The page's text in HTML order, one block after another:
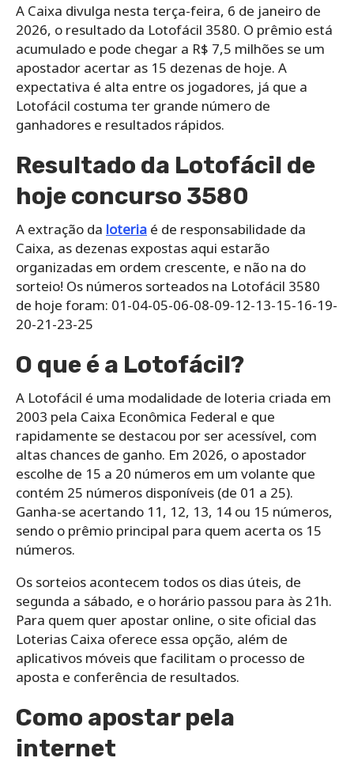
A Caixa divulga nesta terça-feira, 6 de janeiro de
2026, o resultado da Lotofácil 3580. O prêmio está
acumulado e pode chegar a R$ 7,5 milhões se um
apostador acertar as 15 dezenas de hoje. A
expectativa é alta entre os jogadores, já que a
Lotofácil costuma ter grande número de
ganhadores e resultados rápidos.
Resultado da Lotofácil de
hoje concurso 3580
A extração da loteria é de responsabilidade da
Caixa, as dezenas expostas aqui estarão
organizadas em ordem crescente, e não na do
sorteio! Os números sorteados na Lotofácil 3580
de hoje foram: 01-04-05-06-08-09-12-13-15-16-19-
20-21-23-25
O que é a Lotofácil?
A Lotofácil é uma modalidade de loteria criada em
2003 pela Caixa Econômica Federal e que
rapidamente se destacou por ser acessível, com
altas chances de ganho. Em 2026, o apostador
escolhe de 15 a 20 números em um volante que
contém 25 números disponíveis (de 01 a 25).
Ganha-se acertando 11, 12, 13, 14 ou 15 números,
sendo o prêmio principal para quem acerta os 15
números.
Os sorteios acontecem todos os dias úteis, de
segunda a sábado, e o horário passou para às 21h.
Para quem quer apostar online, o site oficial das
Loterias Caixa oferece essa opção, além de
aplicativos móveis que facilitam o processo de
aposta e conferência de resultados.
Como apostar pela
internet